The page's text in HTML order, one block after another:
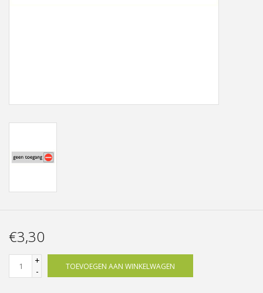
Portfolio
kleuren en lettertypes
€3,30
+
-
TOEVOEGEN AAN WINKELWAGEN